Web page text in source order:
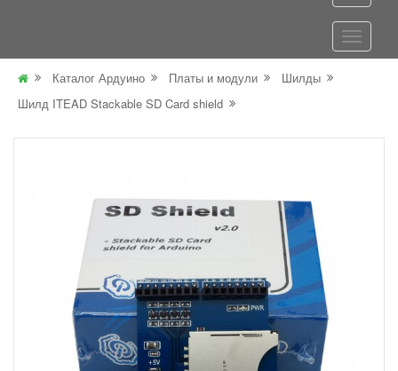
Каталог Ардуино Платы и модули
Шилды
Шилд ITEAD Stackable SD Card shield